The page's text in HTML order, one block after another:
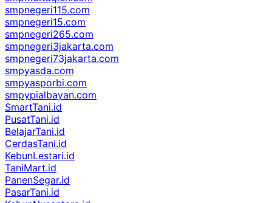
smpnegeri115.com
smpnegeri15.com
smpnegeri265.com
smpnegeri3jakarta.com
smpnegeri73jakarta.com
smpyasda.com
smpyasporbi.com
smpypialbayan.com
SmartTani.id
PusatTani.id
BelajarTani.id
CerdasTani.id
KebunLestari.id
TaniMart.id
PanenSegar.id
PasarTani.id